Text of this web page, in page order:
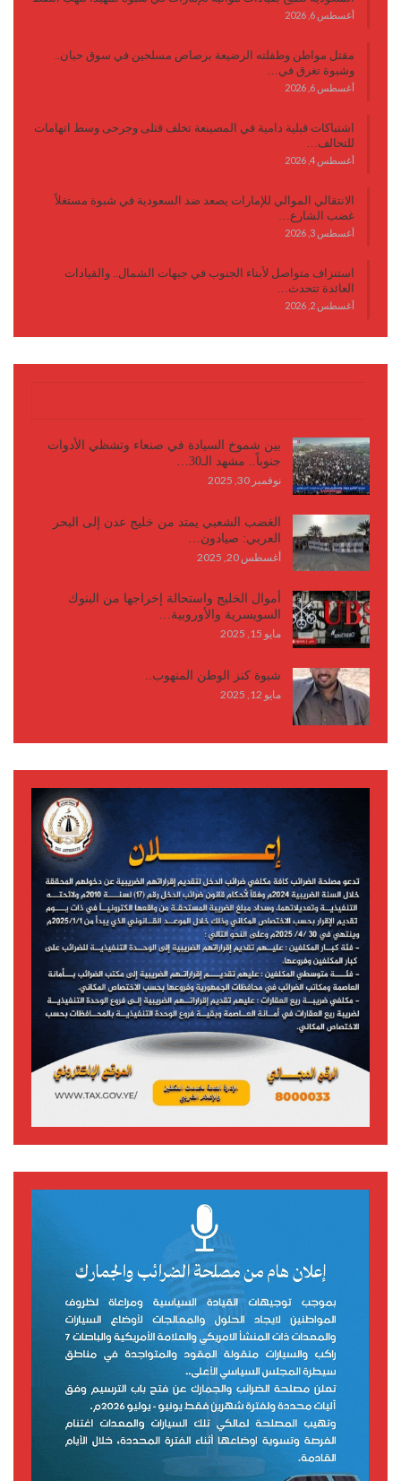
أغسطس 6, 2026
مقتل مواطن وطفلته الرضيعة برصاص مسلحين في سوق حبان..
وشبوة تغرق في…
أغسطس 6, 2026
اشتباكات قبلية دامية في المصينعة تخلف قتلى وجرحى وسط اتهامات
للتحالف…
أغسطس 4, 2026
الانتقالي الموالي للإمارات يصعد ضد السعودية في شبوة مستغلاً
غضب الشارع…
أغسطس 3, 2026
استنزاف متواصل لأبناء الجنوب في جبهات الشمال.. والقيادات
العائدة تتحدث…
أغسطس 2, 2026
بين شموخ السيادة في صنعاء وتشظي الأدوات
جنوباً.. مشهد الـ30…
نوفمبر 30, 2025
الغضب الشعبي يمتد من خليج عدن إلى البحر
العربي: صيادون…
أغسطس 20, 2025
أموال الخليج واستحالة إخراجها من البنوك
السويسرية والأوروبية…
مايو 15, 2025
شبوة كنز الوطن المنهوب..
مايو 12, 2025